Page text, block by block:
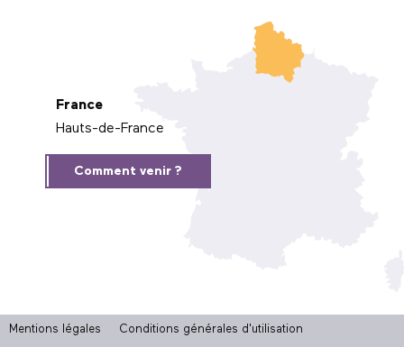
France
Hauts-de-France
Comment venir ?
Mentions légales Conditions générales d'utilisation